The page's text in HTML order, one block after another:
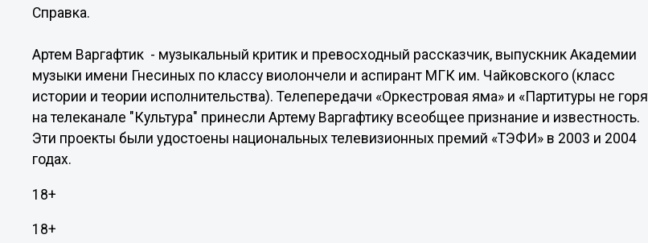
Справка.
Артем Варгафтик - музыкальный критик и превосходный рассказчик, выпускник Академии
музыки имени Гнесиных по классу виолончели и аспирант МГК им. Чайковского (класс
истории и теории исполнительства). Телепередачи «Оркестровая яма» и «Партитуры не
на телеканале "Культура" принесли Артему Варгафтику всеобщее признание и известность.
Эти проекты были удостоены национальных телевизионных премий «ТЭФИ» в 2003 и 2004
годах.
18+
18+